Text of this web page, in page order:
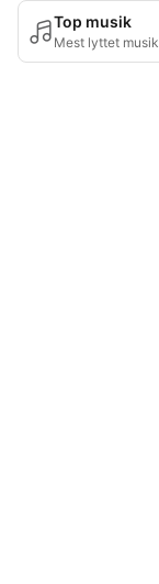
Top musik
Mest lyttet musik